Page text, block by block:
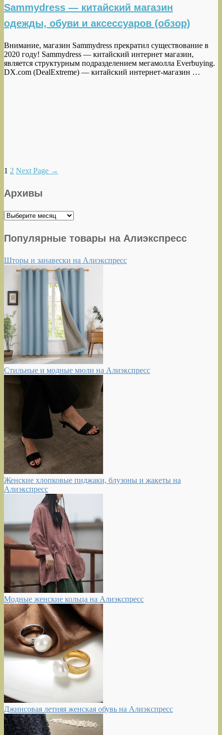
Sammydress — китайский магазин
одежды, обуви и аксессуаров (обзор)
Внимание, магазин Sammydress прекратил существование в
2020 году! Sammydress — китайский интернет магазин,
является структурным подразделением мегамолла Everbuying.
DX.com (DealExtreme) — китайский интернет-магазин …
1 2 Next Page →
Архивы
Архивы
Популярные товары на Алиэкспресс
Шторы и занавески на Алиэкспресс
Стильные и модные мюли на Алиэкспресс
Женские хлопковые пиджаки, блузоны и жакеты на
Алиэкспресс
Модные женские кольца на Алиэкспресс
Джинсовая летняя женская обувь на Алиэкспресс